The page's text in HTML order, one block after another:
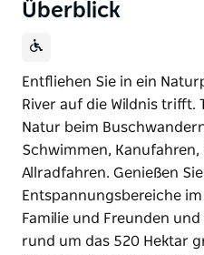
Überblick
Entfliehen Sie in ein
River auf die Wildnis trifft.
Natur beim
Schwimmen,
Allradfahren. Genießen
Entspannungsbereiche
Familie und Freunden
rund um das 520 Hektar